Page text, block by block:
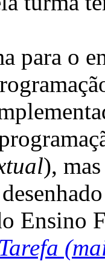
para o
),
Ensino